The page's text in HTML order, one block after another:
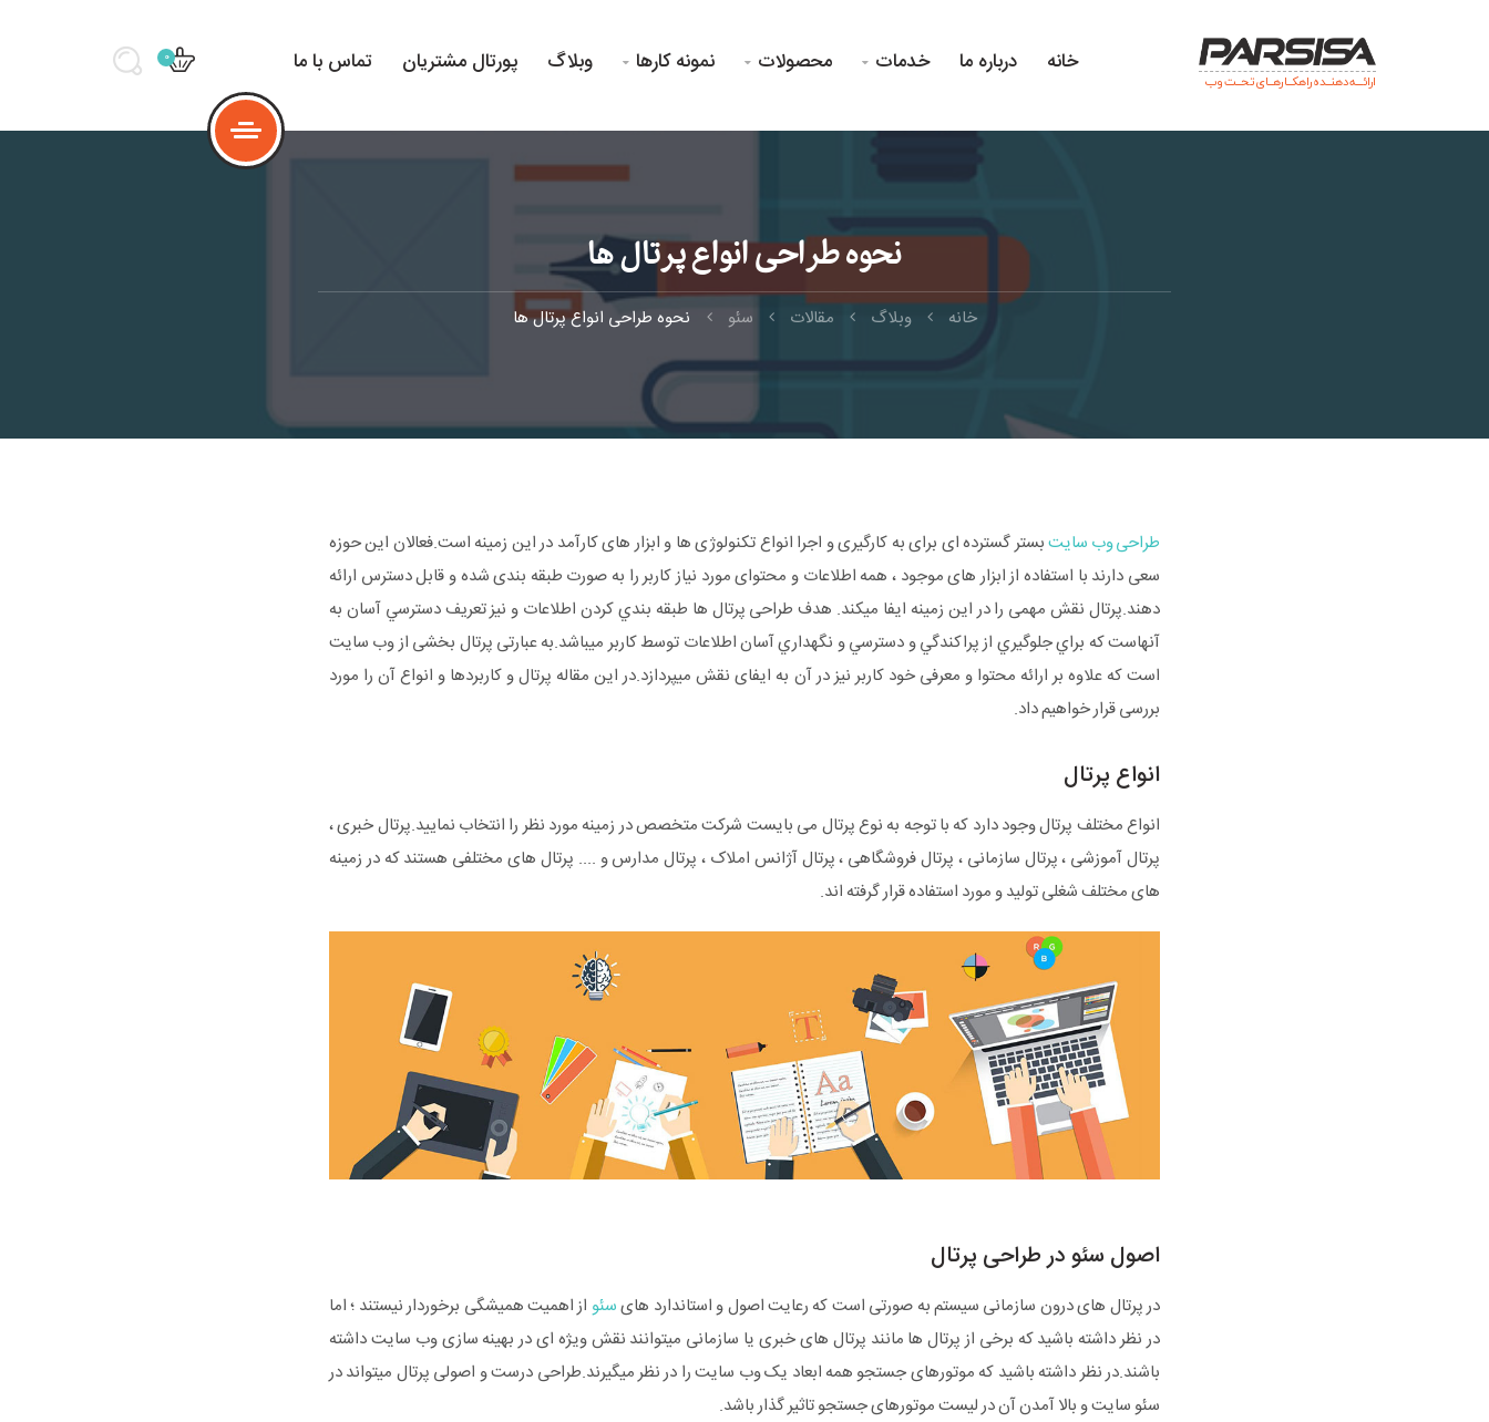
ارائـــه دهنــده راهکــارهــای تحــت وب
خانه درباره ما خدمات  محصولات  نمونه کارها  وبلاگ پورتال مشتریان تماس با ما 0
نحوه طراحی انواع پرتال ها
خانه وبلاگ مقالات سئو نحوه طراحی انواع پرتال ها
طراحی وب سایتبستر گسترده ای برای به کارگیری و اجرا انواع تکنولوژی ها و ابزار های کارآمد در این زمینه است.فعالان این حوزه
سعی دارند با استفاده از ابزار های موجود ، همه اطلاعات و محتوای مورد نیاز کاربر را به صورت طبقه بندی شده و قابل دسترس ارائه
دهند.پرتال نقش مهمی را در این زمینه ایفا میکند. هدف طراحی پرتال ها طبقه بندي کردن اطلاعات و نيز تعريف دسترسي آسان به
آنهاست که براي جلوگيري از پراکندگي و دسترسي و نگهداري آسان اطلاعات توسط کاربر میباشد.به عبارتی پرتال بخشی از وب سایت
است که علاوه بر ارائه محتوا و معرفی خود کاربر نیز در آن به ایفای نقش میپردازد.در این مقاله پرتال و کاربردها و انواع آن را مورد
بررسی قرار خواهیم داد.
انواع پرتال
انواع مختلف پرتال وجود دارد که با توجه به نوع پرتال می بایست شرکت متخصص در زمینه مورد نظر را انتخاب نمایید.پرتال خبری ،
پرتال آموزشی ، پرتال سازمانی ، پرتال فروشگاهی ، پرتال آژانس املاک ، پرتال مدارس و .... پرتال های مختلفی هستند که در زمینه
های مختلف شغلی تولید و مورد استفاده قرار گرفته اند.
اصول سئو در طراحی پرتال
در پرتال های درون سازمانی سیستم به صورتی است که رعایت اصول و استاندارد هایسئو از اهمیت همیشگی برخوردار نیستند ؛ اما
در نظر داشته باشید که برخی از پرتال ها مانند پرتال های خبری یا سازمانی میتوانند نقش ویژه ای در بهینه سازی وب سایت داشته
باشند.در نظر داشته باشید که موتورهای جستجو همه ابعاد یک وب سایت را در نظر میگیرند.طراحی درست و اصولی پرتال میتواند در
سئو سایت و بالا آمدن آن در لیست موتورهای جستجو تاثیر گذار باشد.